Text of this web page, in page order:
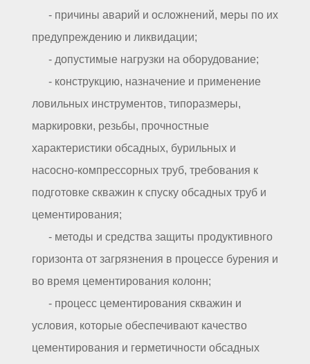
- причины аварий и осложнений, меры по их
предупреждению и ликвидации;
- допустимые нагрузки на оборудование;
- конструкцию, назначение и применение
ловильных инструментов, типоразмеры,
маркировки, резьбы, прочностные
характеристики обсадных, бурильных и
насосно-компрессорных труб, требования к
подготовке скважин к спуску обсадных труб и
цементирования;
- методы и средства защиты продуктивного
горизонта от загрязнения в процессе бурения и
во время цементирования колонн;
- процесс цементирования скважин и
условия, которые обеспечивают качество
цементирования и герметичности обсадных